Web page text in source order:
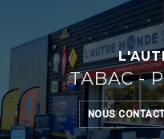
TABAC -
NOUS